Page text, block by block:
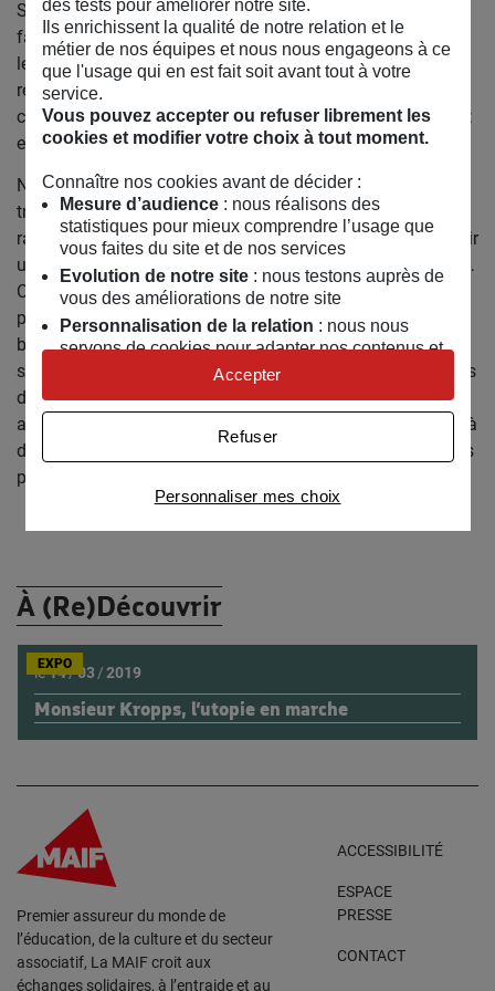
S’il y a des thématiques qui nous passionnent et qu’il
faudrait citer les voici : les utopies, la démocratie, la crise,
les systèmes pernicieux qui conduisent les inégalités à se
reproduire encore et encore, la politique, en bref la société,
celle dans laquelle nous vivons là tout de suite maintenant
et celle d’hier qui a façonné celle d’aujourd’hui.
Nos processus de création ont toujours été mêlés à un
travail de terrain. Depuis que nous existons, nous sommes
rarement partis d’un texte initial. Nous avons préféré choisir
un thème: La famille, l’amour, l’utopie, la mémoire, l’avenir…
Ce fonctionnement par thème nous offre un premier
périmètre d’investigation qui donne lieu à une recherche
bibliographique mais aussi à des rencontres qui peuvent
s’apparenter à un travail d’enquête journalistique : collectes
de témoignages, causeries, veillées. Ces rencontres sont
aussi pour nous l’occasion de nous confronter à la réalité, à
d’autres façons de faire et de vivre notre monde. Elles nous
permettent d’opérer un décalage vivifiant.
À (Re)Découvrir
Monsieur Kropps, l’utopie en marche
le14/03 /2019
EXPO
Premier assureur du monde de
l’éducation, de la culture et du secteur
associatif, La MAIF croit aux
échanges solidaires, à l’entraide et au
ACCESSIBILITÉ
ESPACE
PRESSE
CONTACT
des tests pour améliorer notre site.
Ils enrichissent la qualité de notre relation et le
métier de nos équipes et nous nous engageons à ce
que l'usage qui en est fait soit avant tout à votre
service.
Vous pouvez accepter ou refuser librement les
cookies et modifier votre choix à tout moment.
Connaître nos cookies avant de décider :
Mesure d’audience: nous réalisons des
statistiques pour mieux comprendre l’usage que
vous faites du site et de nos services
Evolution de notre site: nous testons auprès de
vous des améliorations de notre site
Personnalisation de la relation : nous nous
servons de cookies pour adapter nos contenus et
personnaliser nos offres
Univers publicitaire: nous utilisons avec nos
publicités personnalisées
Personnaliser mes choix
Refuser
Accepter